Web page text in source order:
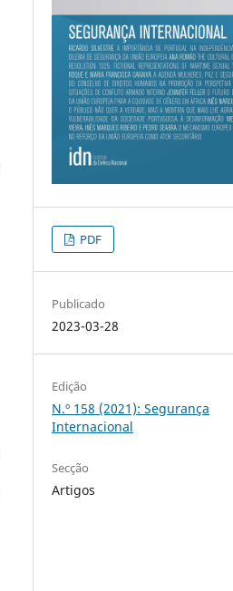
PDF
Publicado
2023-03-28
Edição
N.º 158 (2021): Segurança
Internacional
Secção
Artigos